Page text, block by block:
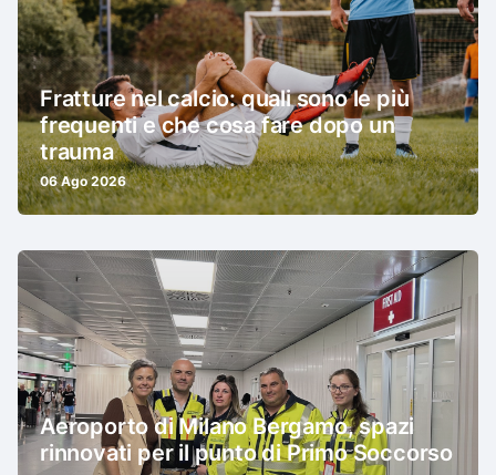
Fratture nel calcio: quali sono le più
frequenti e che cosa fare dopo un
trauma
06 Ago 2026
Aeroporto di Milano Bergamo, spazi
rinnovati per il punto di Primo Soccorso